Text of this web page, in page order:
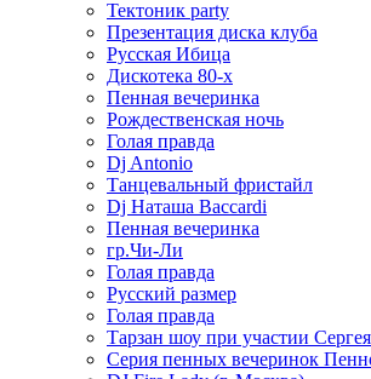
Тектоник party
Презентация диска клуба
Русская Ибица
Дискотека 80-х
Пенная вечеринка
Рождественская ночь
Голая правда
Dj Antonio
Танцевальный фристайл
Dj Наташа Baccardi
Пенная вечеринка
гр.Чи-Ли
Голая правда
Русский размер
Голая правда
Тарзан шоу при участии
Серия пенных вечеринок